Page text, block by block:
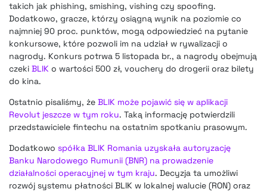
takich jak phishing, smishing, vishing czy spoofing.
Dodatkowo, gracze, którzy osiągną wynik na poziomie co
najmniej 90 proc. punktów, mogą odpowiedzieć na pytanie
konkursowe, które pozwoli im na udział w rywalizacji o
nagrody. Konkurs potrwa 5 listopada br., a nagrody obejmują
czeki BLIK o wartości 500 zł, vouchery do drogerii oraz bilety
do kina.
Ostatnio pisaliśmy, że BLIK może pojawić się w aplikacji
Revolut jeszcze w tym roku. Taką informację potwierdzili
przedstawiciele fintechu na ostatnim spotkaniu prasowym.
Dodatkowo spółka BLIK Romania uzyskała autoryzację
Banku Narodowego Rumunii (BNR) na prowadzenie
działalności operacyjnej w tym kraju. Decyzja ta umożliwi
rozwój systemu płatności BLIK w lokalnej walucie (RON) oraz